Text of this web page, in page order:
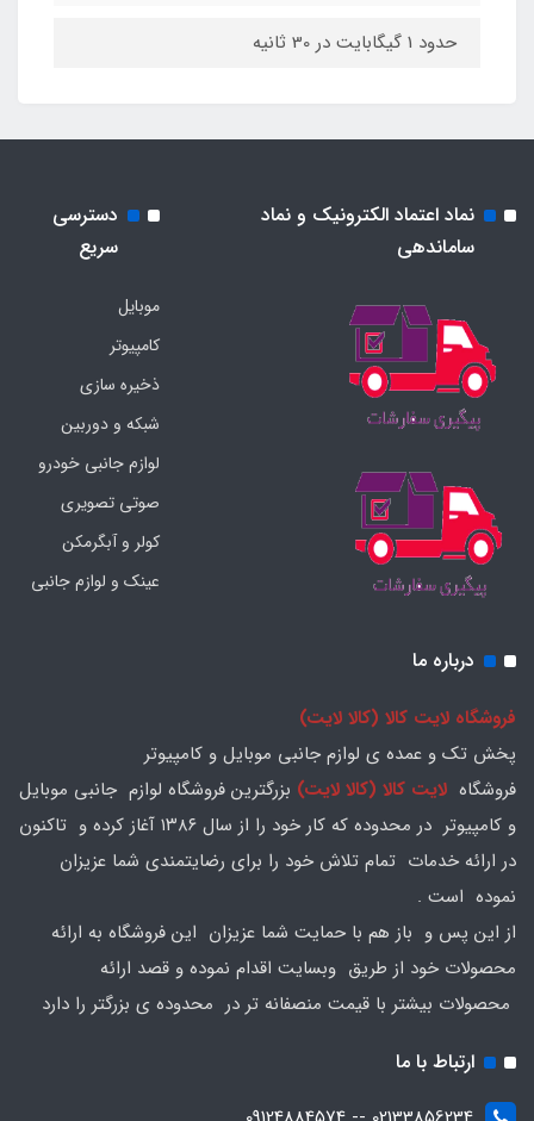
حدود 1 گیگابایت در 30 ثانیه
نماد اعتماد الکترونیک و نماد
ساماندهی
دسترسی
سریع
موبایل
کامپیوتر
ذخیره سازی
شبکه و دوربین
لوازم جانبی خودرو
صوتی تصویری
کولر و آبگرمکن
عینک و لوازم جانبی
درباره ما
فروشگاه لایت کالا (کالا لایت)
پخش تک و عمده ی لوازم جانبی موبایل و کامپیوتر
فروشگاه لایت کالا (کالا لایت) بزرگترین فروشگاه لوازم جانبی موبایل
و کامپیوتر در محدوده که کار خود را از سال ۱۳۸۶ آغاز کرده و تاکنون
در ارائه خدمات تمام تلاش خود را برای رضایتمندی شما عزیزان
نموده است .
از این پس و باز هم با حمایت شما عزیزان این فروشگاه به ارائه
محصولات خود از طریق وبسایت اقدام نموده و قصد ارائه
محصولات بیشتر با قیمت منصفانه تر در محدوده ی بزرگتر را دارد
ارتباط با ما